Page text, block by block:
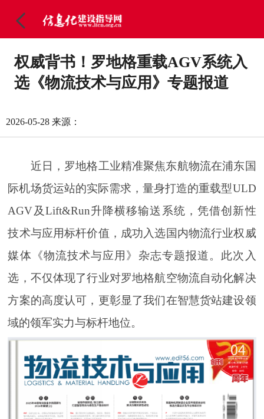
权威背书！罗地格重载AGV系统入
选《物流技术与应用》专题报道
2026-05-28 来源：
近日，罗地格工业精准聚焦东航物流在浦东国
际机场货运站的实际需求，量身打造的重载型ULD
AGV及Lift&Run升降横移输送系统，凭借创新性
技术与应用标杆价值，成功入选国内物流行业权威
媒体《物流技术与应用》杂志专题报道。此次入
选，不仅体现了行业对罗地格航空物流自动化解决
方案的高度认可，更彰显了我们在智慧货站建设领
域的领军实力与标杆地位。